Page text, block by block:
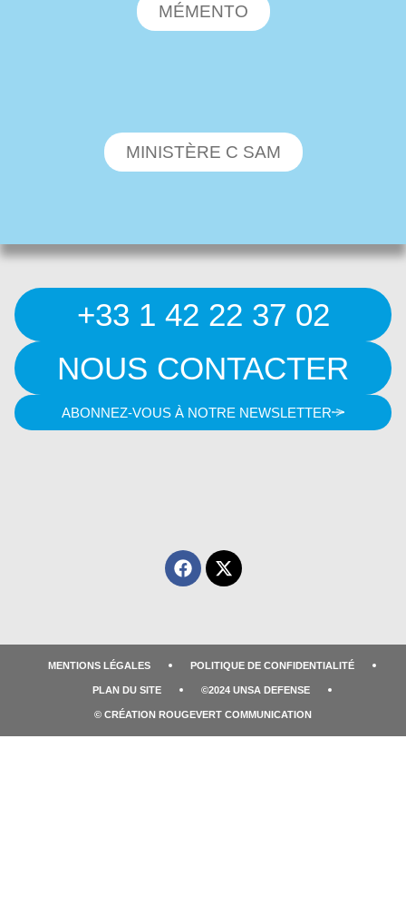
MÉMENTO
MINISTÈRE C SAM
+33 1 42 22 37 02
NOUS CONTACTER
ABONNEZ-VOUS À NOTRE NEWSLETTER
MENTIONS LÉGALES POLITIQUE DE CONFIDENTIALITÉ
PLAN DU SITE ©2024 UNSA DEFENSE
© CRÉATION ROUGEVERT COMMUNICATION